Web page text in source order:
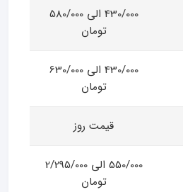
430/000 الی 580/000
تومان
430/000 الی 630/000
تومان
قیمت روز
550/000 الی 2/295/000
تومان